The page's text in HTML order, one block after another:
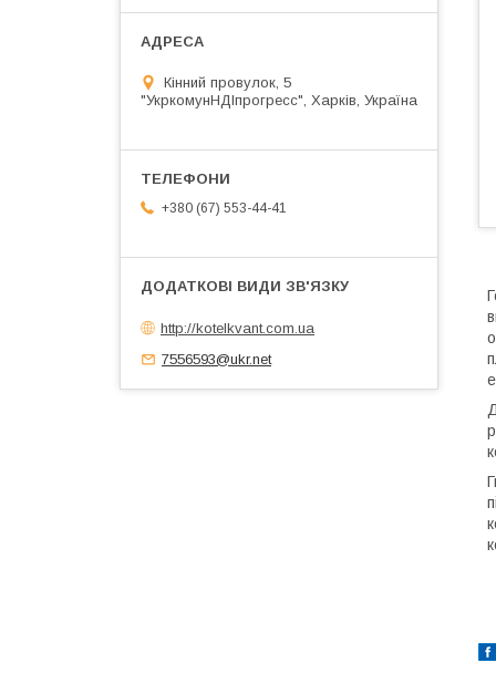
Кінний провулок, 5
"УкркомунНДІпрогресс", Харків, Україна
+380 (67) 553-44-41
http://kotelkvant.com.ua
7556593@ukr.net